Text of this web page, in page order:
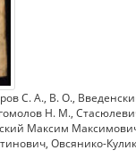
С. А., В. О.,
Н. М.,
Максим
, Овсянико-